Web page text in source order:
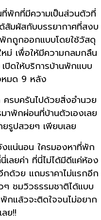
ที่พักที่มีความเป็นส่วนตัวที่
สัมผัสกับบรรยากาศที่สงบ
กถูกออกแบบโดยใช้วัสดุ
หม่ เพื่อให้มีความกลมกลืน
ดให้บริการบ้านพักแบบ
มด 9 หลัง
รบครันไปด้วยสิ่งอำนวย
าพักผ่อนที่บ้านตัวเองเลย
รูปสวยๆ เพียบเลย
แน่นอน ใครมองหาที่พัก
เลยค่า ที่นี่ไม่ได้มีดีแค่ห้อง
ด้วย แถมราคาไม่แรกอีก
ๆ ชมวิวธรรมชาติได้แบบ
กแล้วจะติดใจจนไม่อยาก
ย!!